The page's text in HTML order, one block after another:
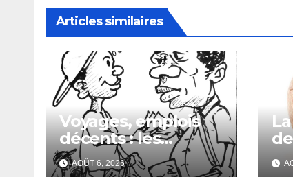
Articles similaires
Voyages, emplois
décents : les
escrocs piègent de
nombreux jeunes
AOÛT 6, 2026